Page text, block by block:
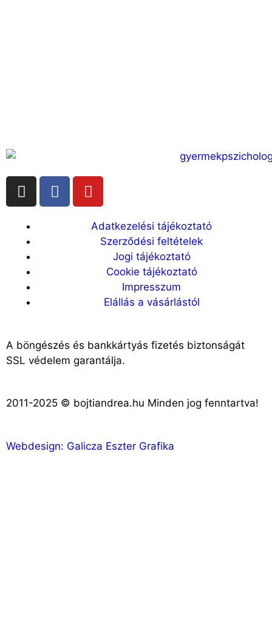
Adatkezelési tájékoztató
Szerződési feltételek
Jogi tájékoztató
Cookie tájékoztató
Impresszum
Elállás a vásárlástól
A böngészés és bankkártyás fizetés biztonságát
SSL védelem garantálja.
2011-2025 © bojtiandrea.hu Minden jog fenntartva!
Webdesign: Galicza Eszter Grafika